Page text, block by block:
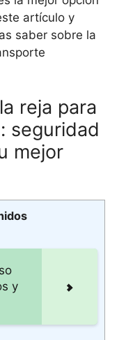
artículo y
saber sobre la
reja para
seguridad
mejor
y